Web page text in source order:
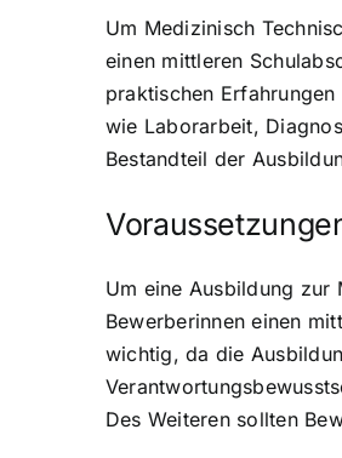
Um Medizinisch
einen mittleren
praktischen
wie Laborarbeit,
Bestandteil der
Um eine Ausbildung zur
Bewerberinnen einen
wichtig, da die
Des Weiteren sollten